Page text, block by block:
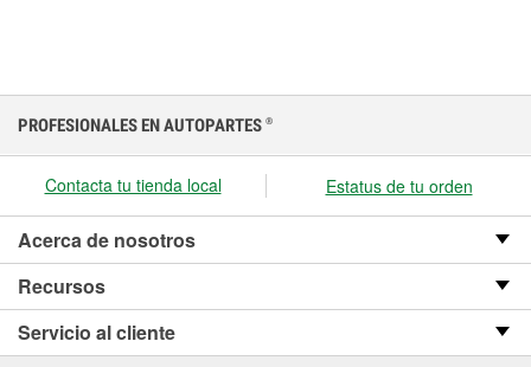
PROFESIONALES EN AUTOPARTES ®
Contacta tu tienda local Estatus de tu orden
Acerca de nosotros
Recursos
Servicio al cliente